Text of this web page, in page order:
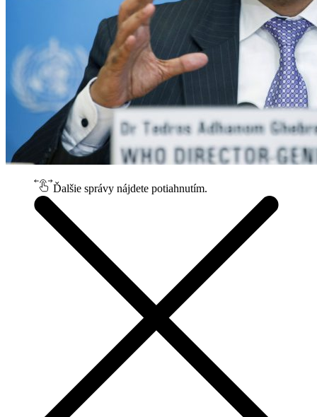
Ďalšie správy nájdete potiahnutím.